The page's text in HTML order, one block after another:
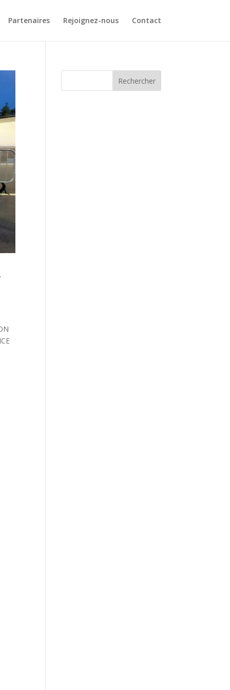
Partenaires Rejoignez-nous Contact
Rechercher